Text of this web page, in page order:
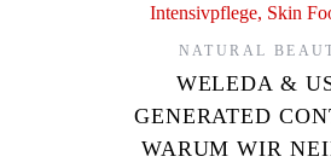
NATURAL
WELEDA &
GENERATED
WARUM WIR